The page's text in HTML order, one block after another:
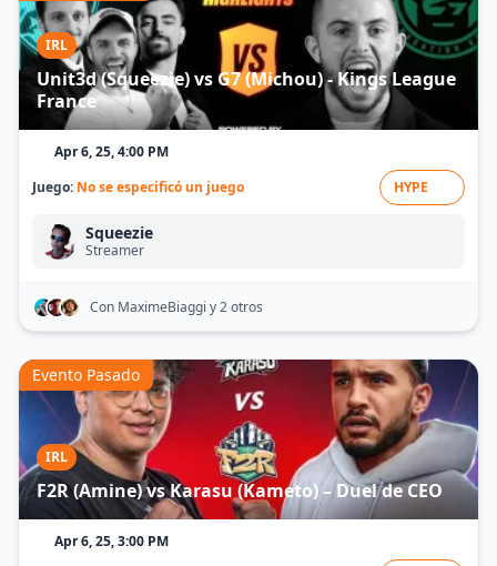
IRL
Unit3d (Squeezie) vs G7 (Michou) - Kings League
France
Apr 6, 25, 4:00 PM
Juego: No se especificó un juego HYPE
Squeezie
Streamer
Con MaximeBiaggi y 2 otros
IRL
F2R (Amine) vs Karasu (Kameto) – Duel de CEO
Evento Pasado
Apr 6, 25, 3:00 PM